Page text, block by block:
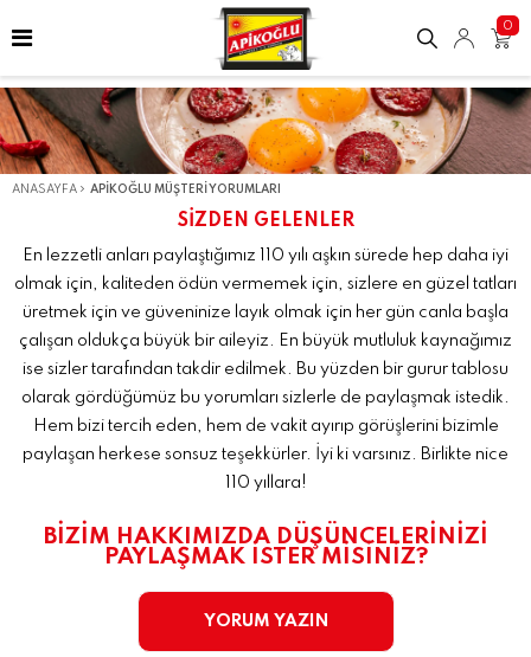
0
ANASAYFA APIKOĞLU MÜŞTERI YORUMLARI
SİZDEN GELENLER
En lezzetli anları paylaştığımız 110 yılı aşkın sürede hep daha iyi
olmak için, kaliteden ödün vermemek için, sizlere en güzel tatları
üretmek için ve güveninize layık olmak için her gün canla başla
çalışan oldukça büyük bir aileyiz. En büyük mutluluk kaynağımız
ise sizler tarafından takdir edilmek. Bu yüzden bir gurur tablosu
olarak gördüğümüz bu yorumları sizlerle de paylaşmak istedik.
Hem bizi tercih eden, hem de vakit ayırıp görüşlerini bizimle
paylaşan herkese sonsuz teşekkürler. İyi ki varsınız. Birlikte nice
110 yıllara!
BİZİM HAKKIMIZDA DÜŞÜNCELERİNİZİ
PAYLAŞMAK İSTER MİSİNİZ?
YORUM YAZIN